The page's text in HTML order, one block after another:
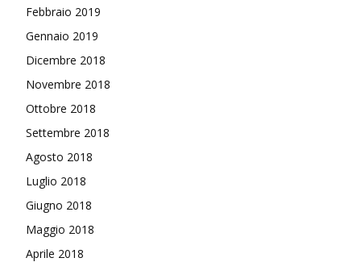
Febbraio 2019
Gennaio 2019
Dicembre 2018
Novembre 2018
Ottobre 2018
Settembre 2018
Agosto 2018
Luglio 2018
Giugno 2018
Maggio 2018
Aprile 2018